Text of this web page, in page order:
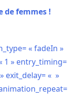
de femmes !
« fadeIn »
1 » entry_timing=
exit_delay= « »